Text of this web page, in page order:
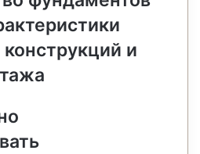
и